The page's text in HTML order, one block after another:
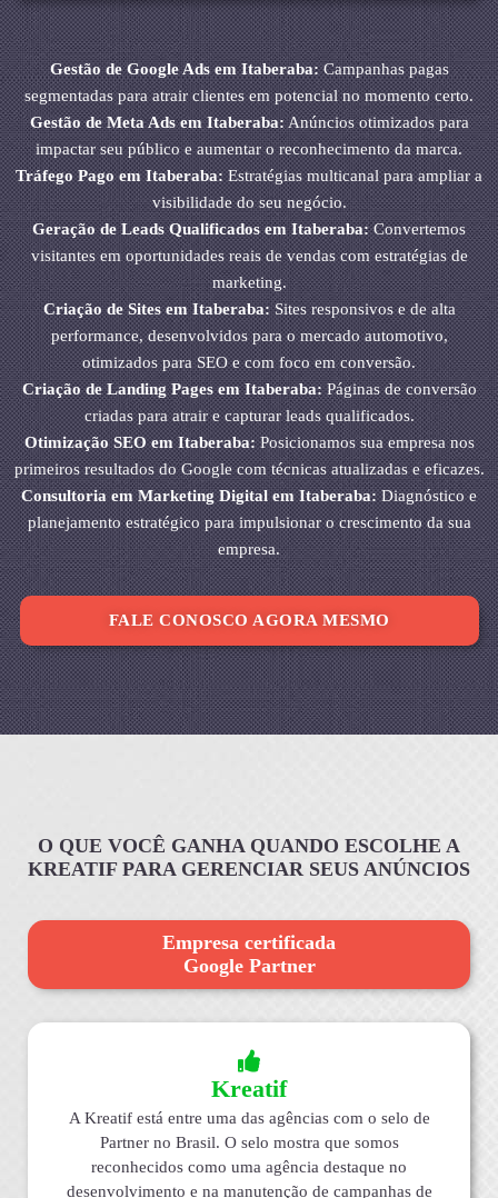
Gestão de Google Ads em Itaberaba:Campanhas pagas
segmentadas para atrair clientes em potencial no momento certo.
Gestão de Meta Ads em Itaberaba:Anúncios otimizados para
impactar seu público e aumentar o reconhecimento da marca.
Tráfego Pago em Itaberaba:Estratégias multicanal para ampliar a
visibilidade do seu negócio.
Geração de Leads Qualificados em Itaberaba:Convertemos
visitantes em oportunidades reais de vendas com estratégias de
marketing.
Criação de Sites em Itaberaba:Sites responsivos e de alta
performance, desenvolvidos para o mercado automotivo,
otimizados para SEO e com foco em conversão.
Criação de Landing Pages em Itaberaba:Páginas de conversão
criadas para atrair e capturar leads qualificados.
Otimização SEO em Itaberaba:Posicionamos sua empresa nos
primeiros resultados do Google com técnicas atualizadas e eficazes.
Consultoria em Marketing Digital em Itaberaba:Diagnóstico e
planejamento estratégico para impulsionar o crescimento da sua
empresa.
FALE CONOSCO AGORA MESMO
O QUE VOCÊ GANHA QUANDO ESCOLHE A
KREATIF PARA GERENCIAR SEUS ANÚNCIOS
Empresa certificada
Google Partner
Kreatif
A Kreatif está entre uma das agências com o selo de
Partner no Brasil. O selo mostra que somos
reconhecidos como uma agência destaque no
desenvolvimento e na manutenção de campanhas de